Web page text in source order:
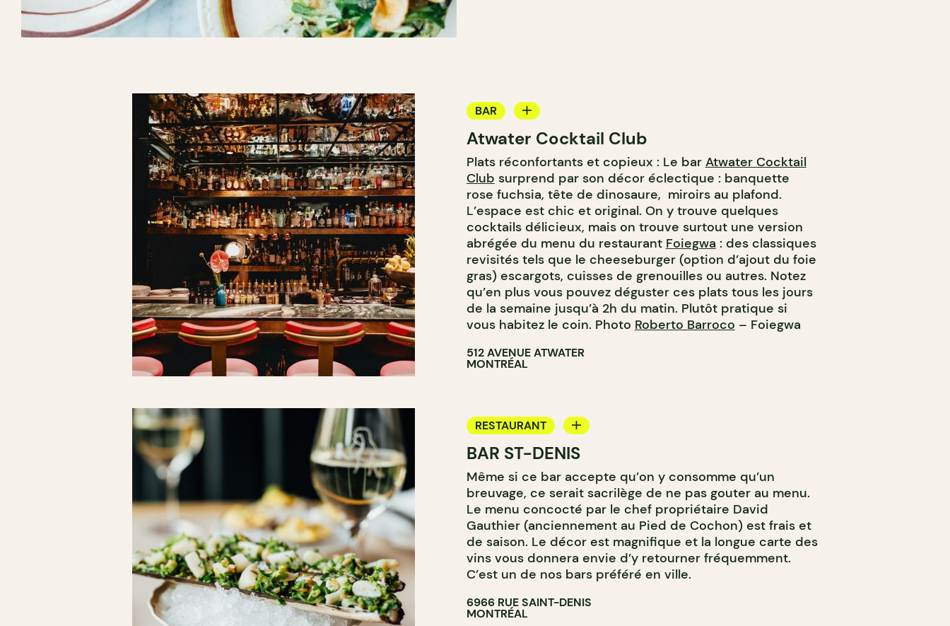
BAR
BAR À COCKTAIL
Atwater Cocktail Club
Plats réconfortants et copieux : Le bar Atwater Cocktail
Club surprend par son décor éclectique : banquette
rose fuchsia, tête de dinosaure, miroirs au plafond.
L’espace est chic et original. On y trouve quelques
cocktails délicieux, mais on trouve surtout une version
abrégée du menu du restaurant Foiegwa : des classiques
revisités tels que le cheeseburger (option d’ajout du foie
gras) escargots, cuisses de grenouilles ou autres. Notez
qu’en plus vous pouvez déguster ces plats tous les jours
de la semaine jusqu’à 2h du matin. Plutôt pratique si
vous habitez le coin. Photo Roberto Barroco – Foiegwa
512 AVENUE ATWATER
MONTRÉAL
RESTAURANT
BAR
BAR À VIN
BAR À COCKTAIL
BAR ST-DENIS
Même si ce bar accepte qu’on y consomme qu’un
breuvage, ce serait sacrilège de ne pas gouter au menu.
Le menu concocté par le chef propriétaire David
Gauthier (anciennement au Pied de Cochon) est frais et
de saison. Le décor est magnifique et la longue carte des
vins vous donnera envie d’y retourner fréquemment.
C’est un de nos bars préféré en ville.
6966 RUE SAINT-DENIS
MONTRÉAL